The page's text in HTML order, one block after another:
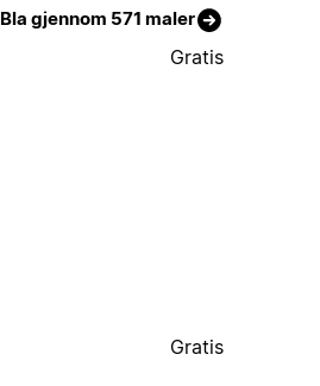
Bla gjennom 571 maler
Gratis
Gratis